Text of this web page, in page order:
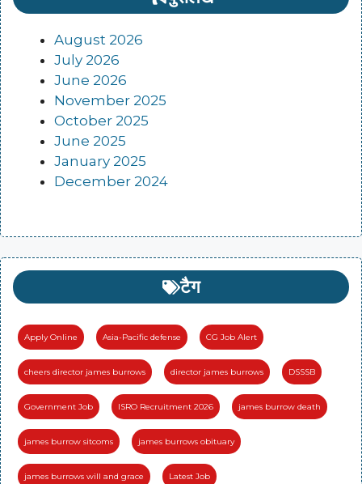
August 2026
July 2026
June 2026
November 2025
October 2025
June 2025
January 2025
December 2024
टैग
Apply Online Asia-Pacific defense CG Job Alert
cheers director james burrows director james burrows DSSSB
Government Job ISRO Recruitment 2026 james burrow death
james burrow sitcoms james burrows obituary
james burrows will and grace Latest Job